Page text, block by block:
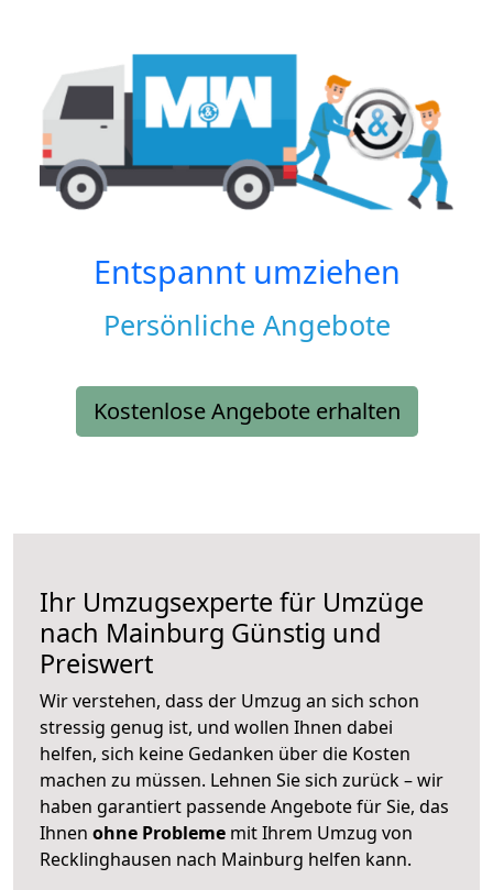
Entspannt umziehen
Persönliche Angebote
Kostenlose Angebote erhalten
Ihr Umzugsexperte für Umzüge
nach Mainburg Günstig und
Preiswert
Wir verstehen, dass der Umzug an sich schon
stressig genug ist, und wollen Ihnen dabei
helfen, sich keine Gedanken über die Kosten
machen zu müssen. Lehnen Sie sich zurück – wir
haben garantiert passende Angebote für Sie, das
Ihnen ohne Probleme mit Ihrem Umzug von
Recklinghausen nach Mainburg helfen kann.